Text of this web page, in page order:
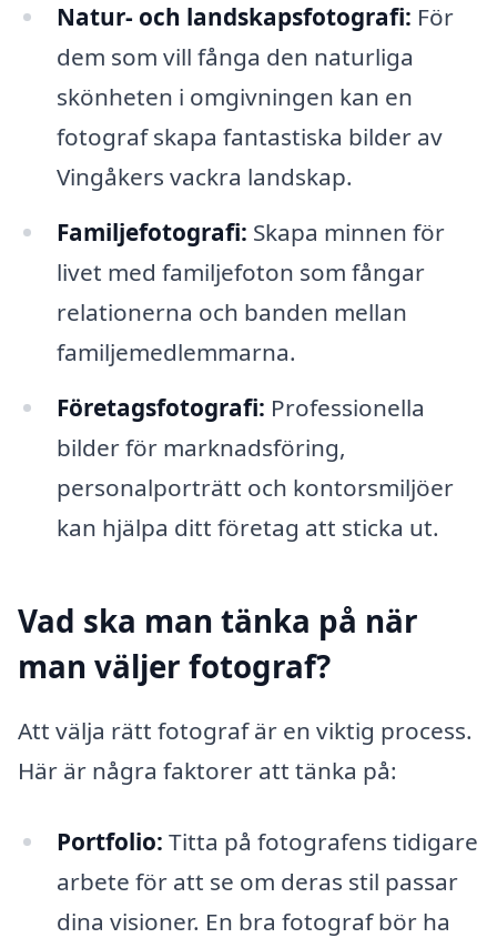
Natur- och landskapsfotografi: För
dem som vill fånga den naturliga
skönheten i omgivningen kan en
fotograf skapa fantastiska bilder av
Vingåkers vackra landskap.
Familjefotografi: Skapa minnen för
livet med familjefoton som fångar
relationerna och banden mellan
familjemedlemmarna.
Företagsfotografi: Professionella
bilder för marknadsföring,
personalporträtt och kontorsmiljöer
kan hjälpa ditt företag att sticka ut.
Vad ska man tänka på när
man väljer fotograf?
Att välja rätt fotograf är en viktig process.
Här är några faktorer att tänka på:
Portfolio: Titta på fotografens tidigare
arbete för att se om deras stil passar
dina visioner. En bra fotograf bör ha